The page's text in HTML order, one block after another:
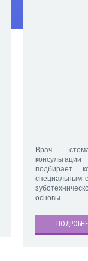
Врач
подбирает
специальным
основы